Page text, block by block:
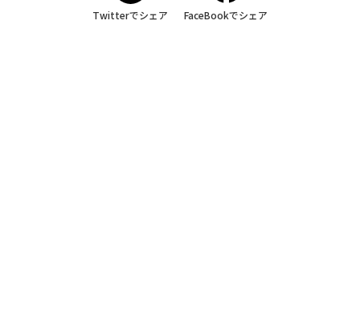
Twitterでシェア FaceBookでシェア